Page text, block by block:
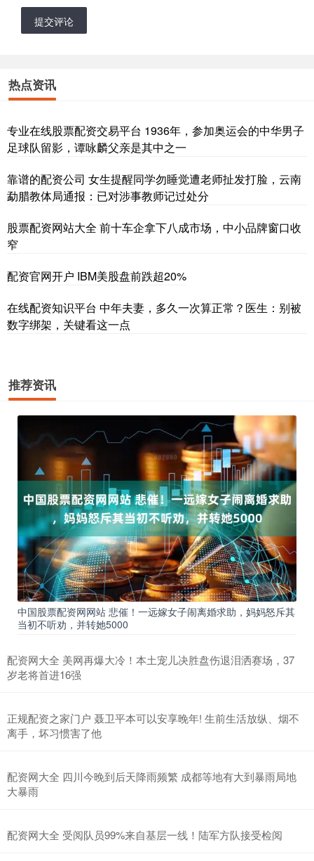
提交评论
热点资讯
专业在线股票配资交易平台 1936年，参加奥运会的中华男子
足球队留影，谭咏麟父亲是其中之一
靠谱的配资公司 女生提醒同学勿睡觉遭老师扯发打脸，云南
勐腊教体局通报：已对涉事教师记过处分
股票配资网站大全 前十车企拿下八成市场，中小品牌窗口收
窄
配资官网开户 IBM美股盘前跌超20%
在线配资知识平台 中年夫妻，多久一次算正常？医生：别被
数字绑架，关键看这一点
推荐资讯
中国股票配资网网站 悲催！一远嫁女子闹离婚求助，妈妈怒斥其
当初不听劝，并转她5000
配资网大全 美网再爆大冷！本土宠儿决胜盘伤退泪洒赛场，37
岁老将首进16强
正规配资之家门户 聂卫平本可以安享晚年! 生前生活放纵、烟不
离手，坏习惯害了他
配资网大全 四川今晚到后天降雨频繁 成都等地有大到暴雨局地
大暴雨
配资网大全 受阅队员99%来自基层一线！陆军方队接受检阅